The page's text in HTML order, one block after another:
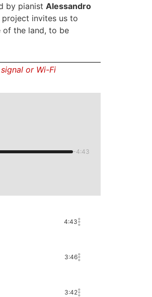
by pianist Alessandro
invites us to
of the land, to be
or Wi-Fi
-4:43
4:43
3:46
3:42